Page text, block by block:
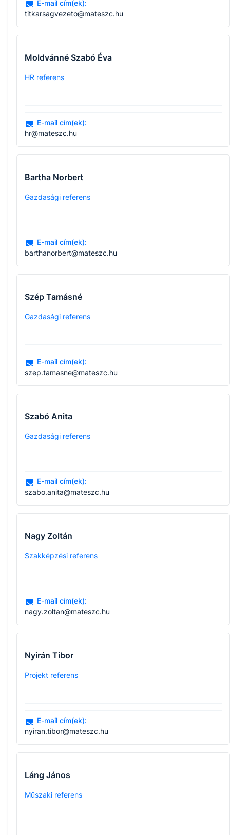
E-mail cím(ek):
titkarsagvezeto@mateszc.hu
Moldvánné Szabó Éva
HR referens
E-mail cím(ek):
hr@mateszc.hu
Bartha Norbert
Gazdasági referens
E-mail cím(ek):
barthanorbert@mateszc.hu
Szép Tamásné
Gazdasági referens
E-mail cím(ek):
szep.tamasne@mateszc.hu
Szabó Anita
Gazdasági referens
E-mail cím(ek):
szabo.anita@mateszc.hu
Nagy Zoltán
Szakképzési referens
E-mail cím(ek):
nagy.zoltan@mateszc.hu
Nyirán Tibor
Projekt referens
E-mail cím(ek):
nyiran.tibor@mateszc.hu
Láng János
Műszaki referens